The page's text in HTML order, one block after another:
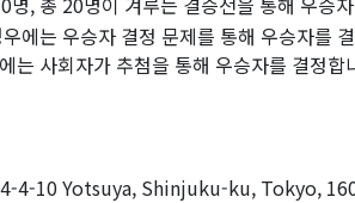
에는 우승자 결정 문제를 통해 우승자를
는 사회자가 추첨을 통해 우승자를 결정합
4-10 Yotsuya, Shinjuku-ku, Tokyo,